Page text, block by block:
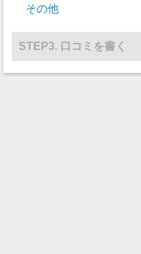
水球
レスリング 14
その他 13
その他
STEP3. 口コミを書く